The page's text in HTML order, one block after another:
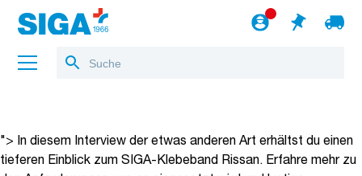
In diesem Interview der etwas anderen Art erhältst du einen
tieferen Einblick zum SIGA-Klebeband Rissan. Erfahre mehr zu
Anwendungen.
"> In diesem Interview der etwas anderen Art erhältst du einen
tieferen Einblick zum SIGA-Klebeband Rissan. Erfahre mehr zu
Referenzen